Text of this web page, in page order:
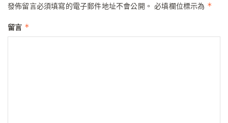
發佈留言必須填寫的電子郵件地址不會公開。 必填欄位標示為 *
留言 *